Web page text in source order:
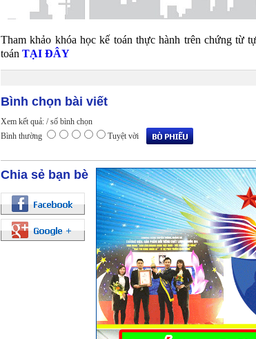
Tham khảo khóa học kế toán thực hành trên chứng từ
toán TẠI ĐÂY
Bình chọn bài viết
Xem kết quả: / số bình chọn
Bình thường
Tuyệt vời
Chia sẻ bạn bè